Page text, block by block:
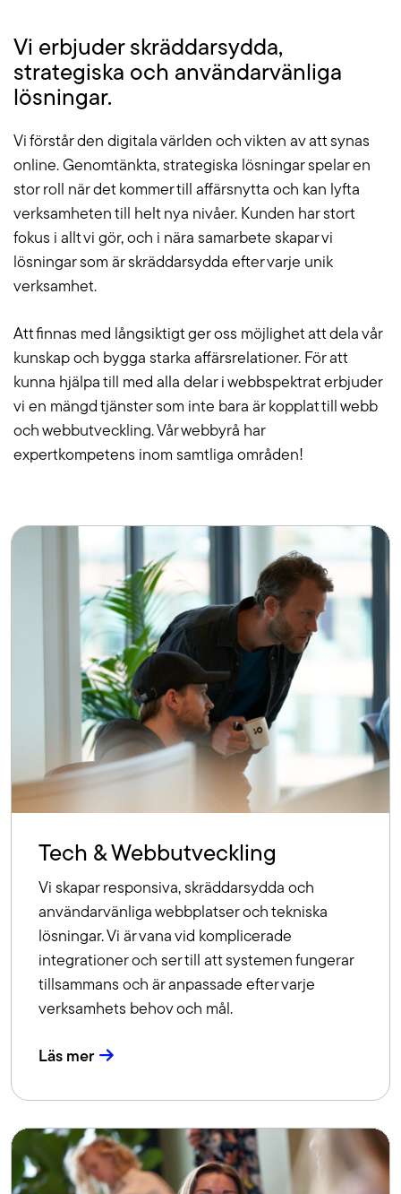
Vi erbjuder skräddarsydda,
strategiska och användarvänliga
lösningar.
Vi förstår den digitala världen och vikten av att synas
online. Genomtänkta, strategiska lösningar spelar en
stor roll när det kommer till affärsnytta och kan lyfta
verksamheten till helt nya nivåer. Kunden har stort
fokus i allt vi gör, och i nära samarbete skapar vi
lösningar som är skräddarsydda efter varje unik
verksamhet.
Att finnas med långsiktigt ger oss möjlighet att dela vår
kunskap och bygga starka affärsrelationer. För att
kunna hjälpa till med alla delar i webbspektrat erbjuder
vi en mängd tjänster som inte bara är kopplat till webb
och webbutveckling. Vår webbyrå har
expertkompetens inom samtliga områden!
Tech & Webbutveckling
Vi skapar responsiva, skräddarsydda och
användarvänliga webbplatser och tekniska
lösningar. Vi är vana vid komplicerade
integrationer och ser till att systemen fungerar
tillsammans och är anpassade efter varje
verksamhets behov och mål.
Läs mer